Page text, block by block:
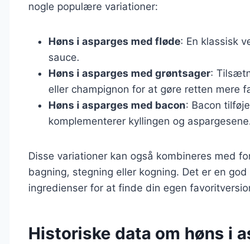
nogle populære variationer:
Høns i asparges med fløde: En klassisk
sauce.
Høns i asparges med grøntsager:
eller champignon for at gøre retten mere
Høns i asparges med bacon: Bacon
komplementerer kyllingen og
Disse variationer kan også kombineres med
bagning, stegning eller kogning. Det er en
ingredienser for at finde din egen
Historiske data om høns i